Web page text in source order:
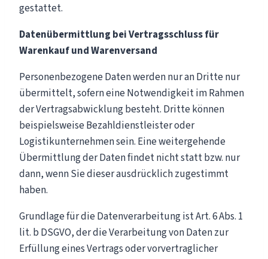
gestattet.
Datenübermittlung bei Vertragsschluss für
Warenkauf und Warenversand
Personenbezogene Daten werden nur an Dritte nur
übermittelt, sofern eine Notwendigkeit im Rahmen
der Vertragsabwicklung besteht. Dritte können
beispielsweise Bezahldienstleister oder
Logistikunternehmen sein. Eine weitergehende
Übermittlung der Daten findet nicht statt bzw. nur
dann, wenn Sie dieser ausdrücklich zugestimmt
haben.
Grundlage für die Datenverarbeitung ist Art. 6 Abs. 1
lit. b DSGVO, der die Verarbeitung von Daten zur
Erfüllung eines Vertrags oder vorvertraglicher